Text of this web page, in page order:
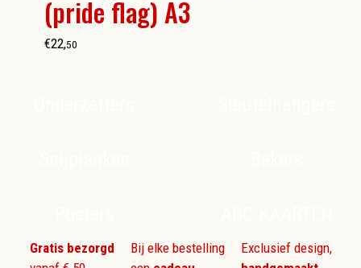
(pride flag) A3
€22,50
Gratis bezorgd
Bij elke bestelling
Exclusief design,